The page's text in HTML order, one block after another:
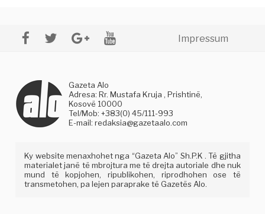
Impressum
Gazeta Alo
Adresa: Rr. Mustafa Kruja , Prishtinë,
Kosovë 10000
Tel/Mob: +383(0) 45/111-993
E-mail:redaksia@gazetaalo.com
Ky website menaxhohet nga “Gazeta Alo” Sh.P.K . Të gjitha
materialet janë të mbrojtura me të drejta autoriale dhe nuk
mund të kopjohen, ripublikohen, riprodhohen ose të
transmetohen, pa lejen paraprake të Gazetës Alo.